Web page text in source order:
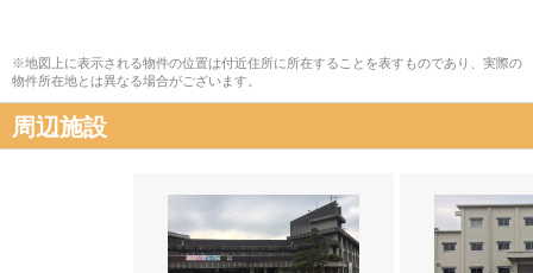
※地図上に表示される物件の位置は付近住所に所在することを表すものであり、実際の
物件所在地とは異なる場合がございます。
周辺施設